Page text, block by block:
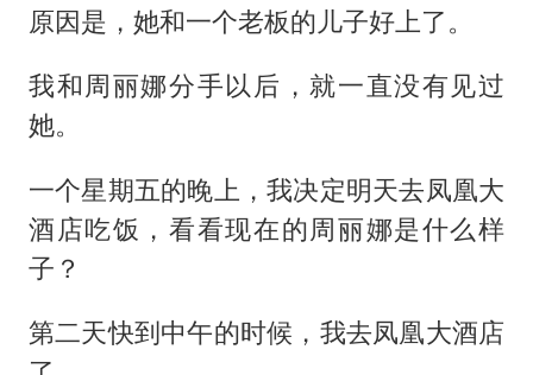
原因是，她和一个老板的儿子好上了。
我和周丽娜分手以后，就一直没有见过
她。
一个星期五的晚上，我决定明天去凤凰大
酒店吃饭，看看现在的周丽娜是什么样
子？
第二天快到中午的时候，我去凤凰大酒店